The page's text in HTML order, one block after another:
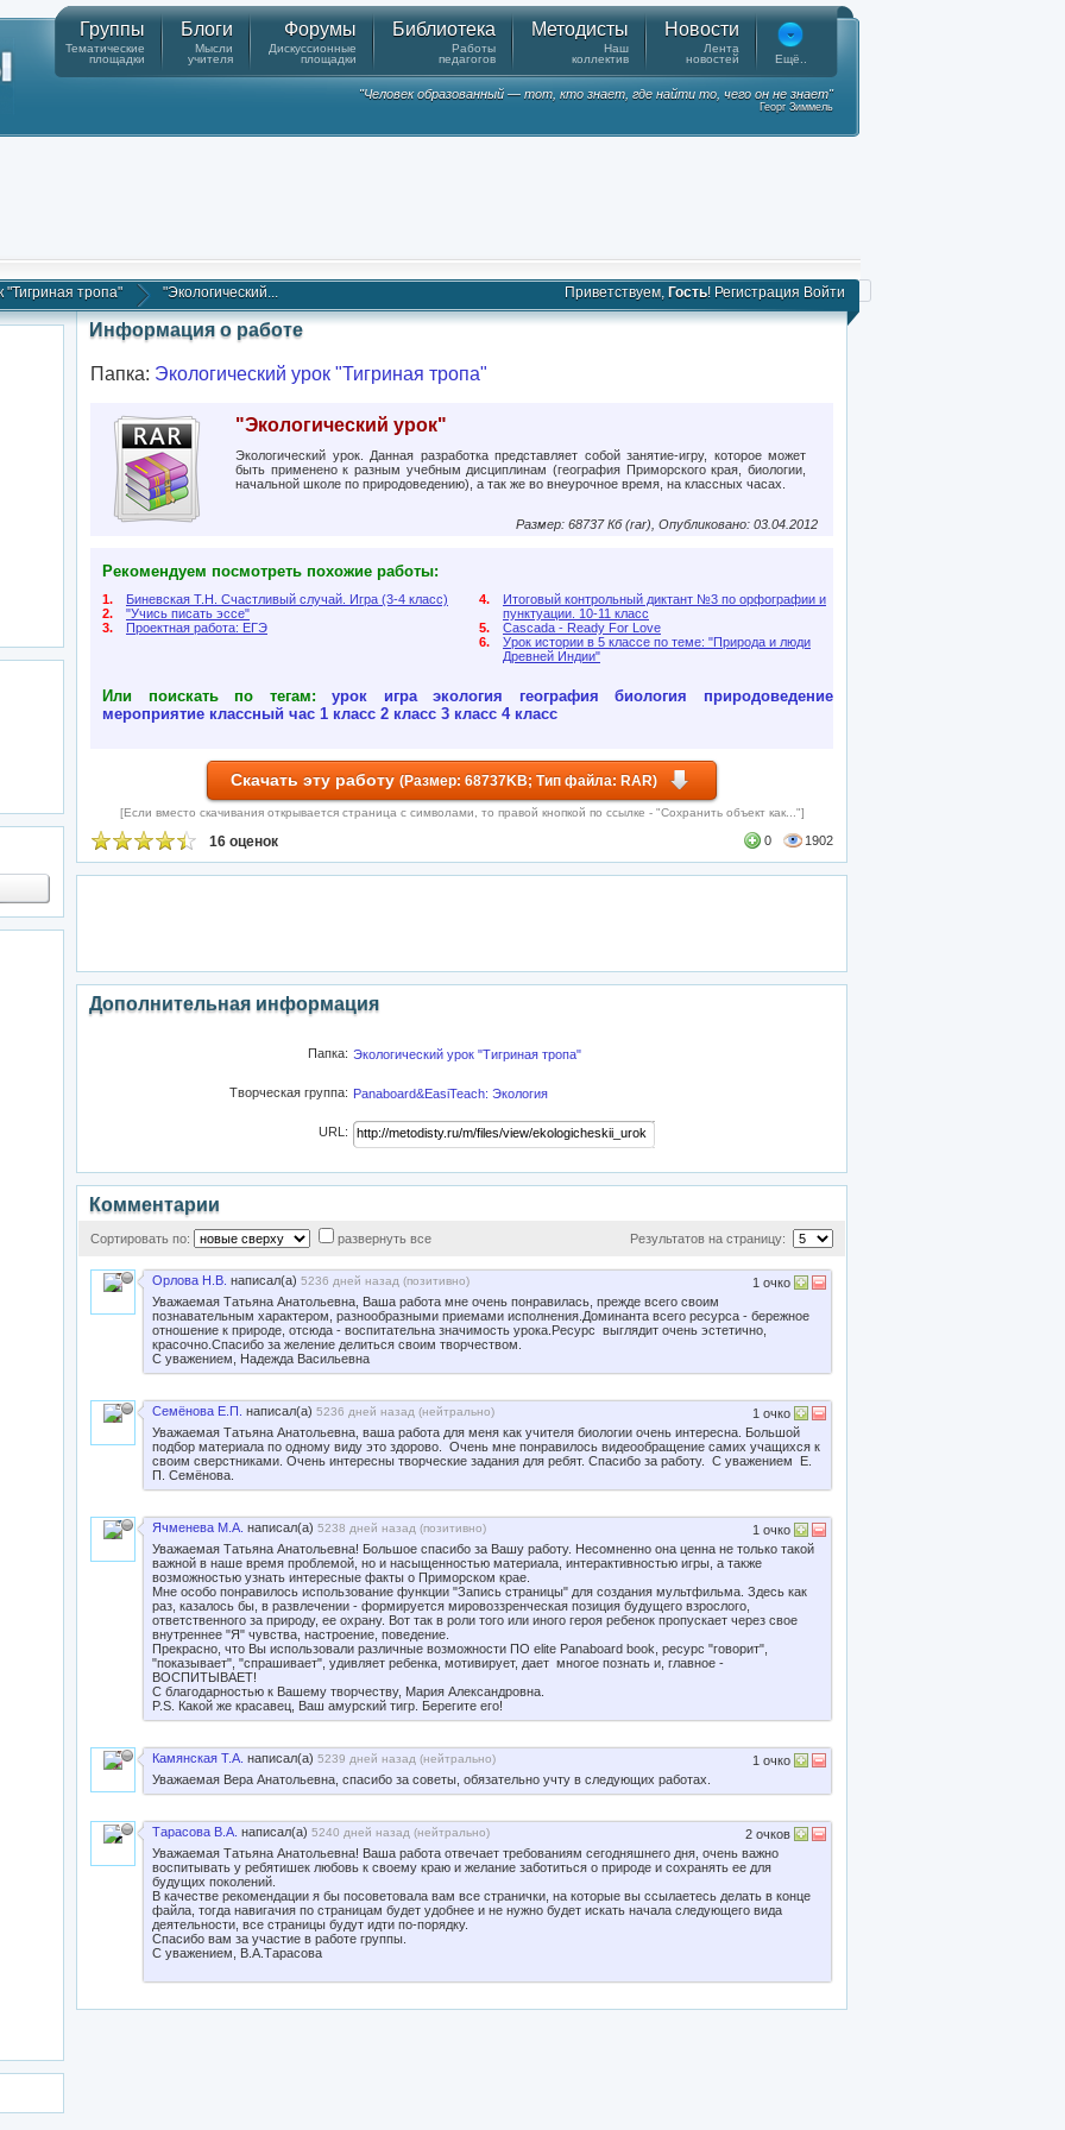
Группы
Тематические
площадки
Блоги
Мысли
учителя
Форумы
Дискуссионные
площадки
Библиотека
Работы
педагогов
Методисты
Наш
коллектив
Новости
Лента
новостей
Ещё..
"Человек образованный — тот, кто знает, где найти то, чего он не знает"
Георг Зиммель
"Тигриная тропа" "Экологический... Приветствуем, Гость! Регистрация Войти
Информация о работе
Папка: Экологический урок "Тигриная тропа"
"Экологический урок"
Экологический урок. Данная разработка представляет собой занятие-игру, которое может
быть применено к разным учебным дисциплинам (география Приморского края, биологии,
начальной школе по природоведению), а так же во внеурочное время, на классных часах.
Размер: 68737 Кб (rar), Опубликовано: 03.04.2012
Рекомендуем посмотреть похожие работы:
1.
Биневская Т.Н. Счастливый случай. Игра (3-4 класс)
2.
"Учись писать эссе"
3.
Проектная работа: ЕГЭ
4.
Итоговый контрольный диктант №3 по орфографии и
пунктуации. 10-11 класс
5.
Cascada - Ready For Love
6.
Урок истории в 5 классе по теме: "Природа и люди
Древней Индии"
Или поискать по тегам:урок игра экология география биология
природоведение
мероприятие классный час 1 класс 2 класс 3 класс 4 класс
Скачать эту работу (Размер: 68737KB; Тип файла: RAR)
[Если вместо скачивания открывается страница с символами, то правой кнопкой по ссылке - "Сохранить объект как..."]
16 оценок 0 1902
Дополнительная информация
Папка: Экологический урок "Тигриная тропа"
Творческая группа: Panaboard&EasiTeach: Экология
URL:
Комментарии
Сортировать по: развернуть все Результатов на страницу:
Орлова Н.В. написал(а) 5236 дней назад (позитивно)
Уважаемая Татьяна Анатольевна, Ваша работа мне очень понравилась, прежде всего своим
познавательным характером, разнообразными приемами исполнения.Доминанта всего ресурса - бережное
отношение к природе, отсюда - воспитательна значимость урока.Ресурс выглядит очень эстетично,
красочно.Спасибо за желение делиться своим творчеством.
С уважением, Надежда Васильевна
1 очко
Семёнова Е.П. написал(а) 5236 дней назад (нейтрально)
Уважаемая Татьяна Анатольевна, ваша работа для меня как учителя биологии очень интересна. Большой
подбор материала по одному виду это здорово. Очень мне понравилось видеообращение самих учащихся к
своим сверстниками. Очень интересны творческие задания для ребят. Спасибо за работу. С уважением Е.
П. Семёнова.
1 очко
Ячменева М.А. написал(а) 5238 дней назад (позитивно)
Уважаемая Татьяна Анатольевна! Большое спасибо за Вашу работу. Несомненно она ценна не только такой
важной в наше время проблемой, но и насыщенностью материала, интерактивностью игры, а также
возможностью узнать интересные факты о Приморском крае.
Мне особо понравилось использование функции "Запись страницы" для создания мультфильма. Здесь как
раз, казалось бы, в развлечении - формируется мировоззренческая позиция будущего взрослого,
ответственного за природу, ее охрану. Вот так в роли того или иного героя ребенок пропускает через свое
внутреннее "Я" чувства, настроение, поведение.
Прекрасно, что Вы использовали различные возможности ПО elite Panaboard book, ресурс "говорит",
"показывает", "спрашивает", удивляет ребенка, мотивирует, дает многое познать и, главное -
ВОСПИТЫВАЕТ!
С благодарностью к Вашему творчеству, Мария Александровна.
P.S. Какой же красавец, Ваш амурский тигр. Берегите его!
1 очко
Камянская Т.А. написал(а) 5239 дней назад (нейтрально)
Уважаемая Вера Анатольевна, спасибо за советы, обязательно учту в следующих работах.
1 очко
Тарасова В.А. написал(а) 5240 дней назад (нейтрально)
Уважаемая Татьяна Анатольевна! Ваша работа отвечает требованиям сегодняшнего дня, очень важно
воспитывать у ребятишек любовь к своему краю и желание заботиться о природе и сохранять ее для
будущих поколений.
В качестве рекомендации я бы посоветовала вам все странички, на которые вы ссылаетесь делать в конце
файла, тогда навигачия по страницам будет удобнее и не нужно будет искать начала следующего вида
деятельности, все страницы будут идти по-порядку.
Спасибо вам за участие в работе группы.
С уважением, В.А.Тарасова
2 очков